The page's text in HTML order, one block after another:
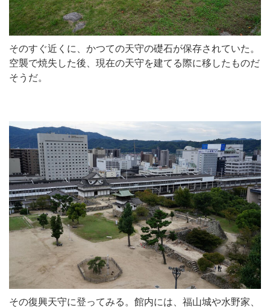
そのすぐ近くに、かつての天守の礎石が保存されていた。
空襲で焼失した後、現在の天守を建てる際に移したものだ
そうだ。
その復興天守に登ってみる。館内には、福山城や水野家、